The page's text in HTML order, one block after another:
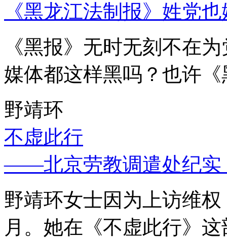
《黑龙江法制报》姓党
《黑报》无时无刻不在
媒体都这样黑吗？也许
野靖环
不虚此行
——北京劳教调遣处纪实
野靖环女士因为上访维
月。她在《不虚此行》